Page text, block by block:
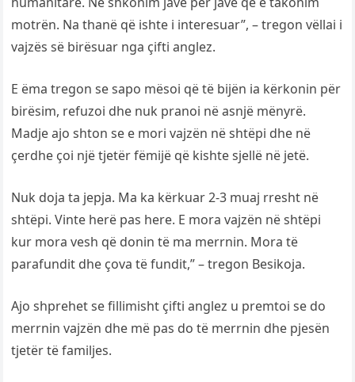
motrën. Na thanë që ishte i interesuar”, – tregon vëllai i
vajzës së birësuar nga çifti anglez.
E ëma tregon se sapo mësoi që të bijën ia kërkonin për
birësim, refuzoi dhe nuk pranoi në asnjë mënyrë.
Madje ajo shton se e mori vajzën në shtëpi dhe në
çerdhe çoi një tjetër fëmijë që kishte sjellë në jetë.
Nuk doja ta jepja. Ma ka kërkuar 2-3 muaj rresht në
shtëpi. Vinte herë pas here. E mora vajzën në shtëpi
kur mora vesh që donin të ma merrnin. Mora të
parafundit dhe çova të fundit,” – tregon Besikoja.
Ajo shprehet se fillimisht çifti anglez u premtoi se do
merrnin vajzën dhe më pas do të merrnin dhe pjesën
tjetër të familjes.